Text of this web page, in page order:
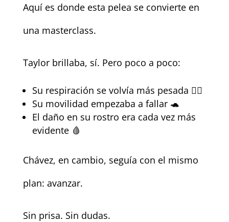
Aquí es donde esta pelea se convierte en
una masterclass.
Taylor brillaba, sí. Pero poco a poco:
Su respiración se volvía más pesada 😮‍💨
Su movilidad empezaba a fallar 🐢
El daño en su rostro era cada vez más
evidente 🩸
Chávez, en cambio, seguía con el mismo
plan: avanzar.
Sin prisa. Sin dudas.